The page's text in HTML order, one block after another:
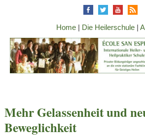
Home| Die Heilerschule|
Mehr Gelassenheit und
Beweglichkeit